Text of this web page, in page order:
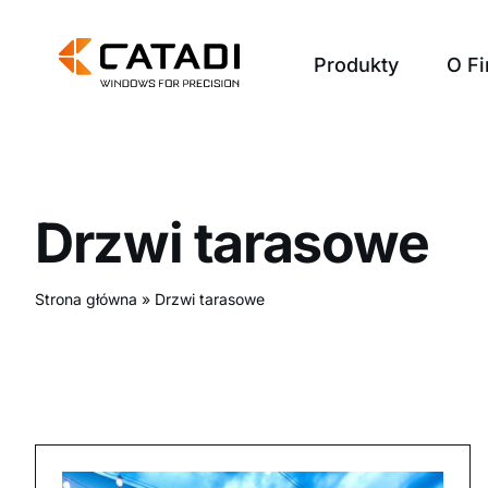
zawartości
Produkty O
Drzwi tarasowe
Strona główna » Drzwi tarasowe